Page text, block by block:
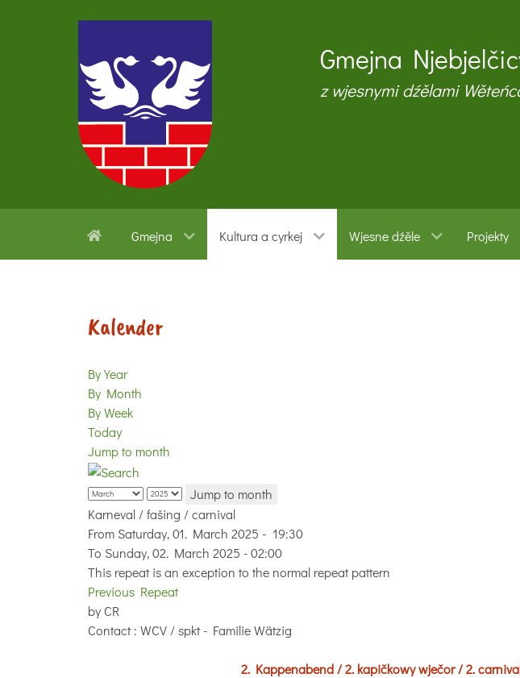
Gmejna
z wjesnymi dźělami
Gmejna Kultura a cyrkej Wjesne dźěle Projekty
Kalender
By Year
By Month
By Week
Today
Jump to month
Jump to month
Karneval / fašing / carnival
From Saturday, 01. March 2025 - 19:30
To Sunday, 02. March 2025 - 02:00
This repeat is an exception to the normal repeat pattern
Previous Repeat
by CR
Contact: WCV / spkt - Familie Wätzig
2. Kappenabend / 2. kapičkowy wječor / 2.